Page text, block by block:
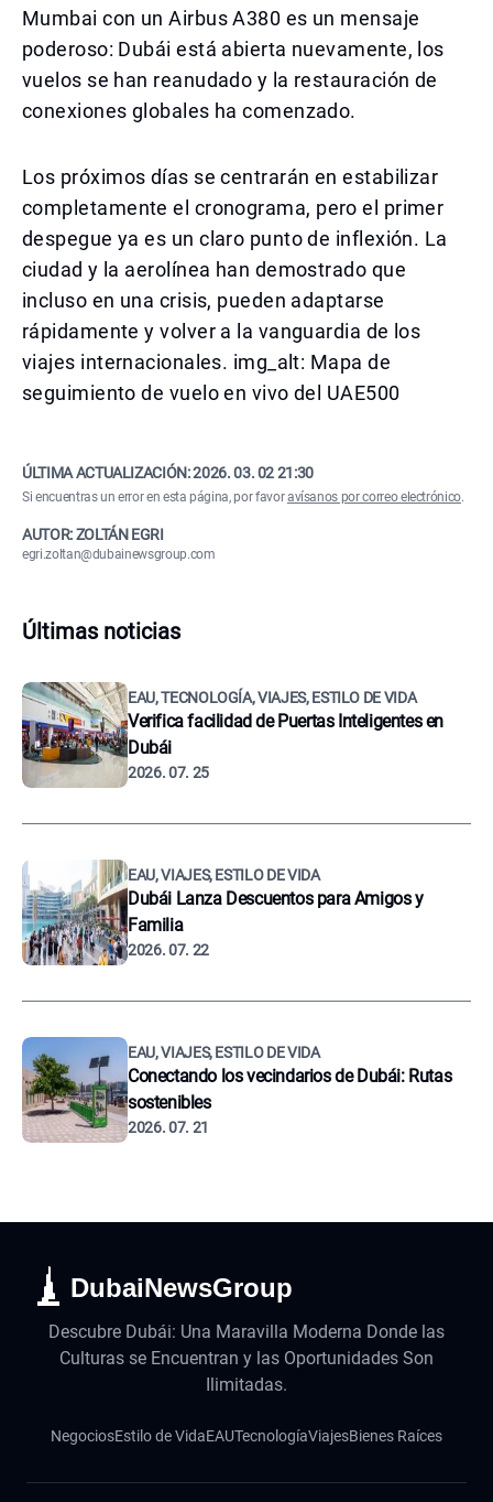
Mumbai con un Airbus A380 es un mensaje
poderoso: Dubái está abierta nuevamente, los
vuelos se han reanudado y la restauración de
conexiones globales ha comenzado.
Los próximos días se centrarán en estabilizar
completamente el cronograma, pero el primer
despegue ya es un claro punto de inflexión. La
ciudad y la aerolínea han demostrado que
incluso en una crisis, pueden adaptarse
rápidamente y volver a la vanguardia de los
viajes internacionales. img_alt: Mapa de
seguimiento de vuelo en vivo del UAE500
ÚLTIMA ACTUALIZACIÓN:2026. 03. 02 21:30
Si encuentras un error en esta página, por favoravísanos por correo electrónico.
AUTOR: ZOLTÁN EGRI
egri.zoltan@dubainewsgroup.com
Últimas noticias
EAU, TECNOLOGÍA, VIAJES, ESTILO DE VIDA
Verifica facilidad de Puertas Inteligentes en
Dubái
2026. 07. 25
EAU, VIAJES, ESTILO DE VIDA
Dubái Lanza Descuentos para Amigos y
Familia
2026. 07. 22
EAU, VIAJES, ESTILO DE VIDA
Conectando los vecindarios de Dubái: Rutas
sostenibles
2026. 07. 21
DubaiNewsGroup
Descubre Dubái: Una Maravilla Moderna Donde las
Culturas se Encuentran y las Oportunidades Son
Ilimitadas.
NegociosEstilo de VidaEAUTecnologíaViajesBienes Raíces